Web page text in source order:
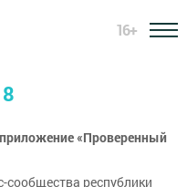
16+
«Проверенный
республики